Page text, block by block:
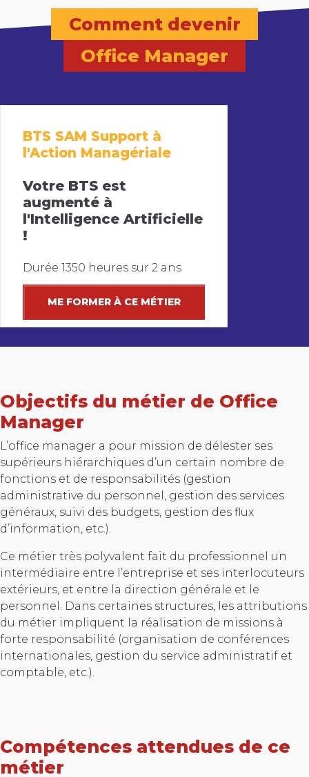
Comment devenir
Office Manager
BTS SAM Support à
l'Action Managériale
Votre BTS est
augmenté à
l'Intelligence Artificielle
!
Durée 1350 heures sur 2 ans
ME FORMER À CE MÉTIER
Objectifs du métier de Office
Manager
L’office manager a pour mission de délester ses
supérieurs hiérarchiques d’un certain nombre de
fonctions et de responsabilités (gestion
administrative du personnel, gestion des services
généraux, suivi des budgets, gestion des flux
d’information, etc.).
Ce métier très polyvalent fait du professionnel un
intermédiaire entre l’entreprise et ses interlocuteurs
extérieurs, et entre la direction générale et le
personnel. Dans certaines structures, les attributions
du métier impliquent la réalisation de missions à
forte responsabilité (organisation de conférences
internationales, gestion du service administratif et
comptable, etc.).
Compétences attendues de ce
métier